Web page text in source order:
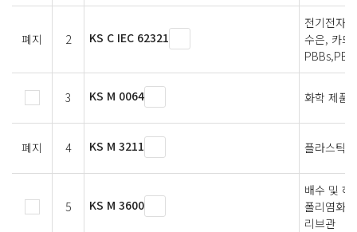
폐지 2 KS C IEC 62321
전기전자
수은, 카드
3 KS M 0064 화학 제품
폐지 4 KS M 3211 플라스틱
5 KS M 3600
배수 및 하
폴리염화
리브관